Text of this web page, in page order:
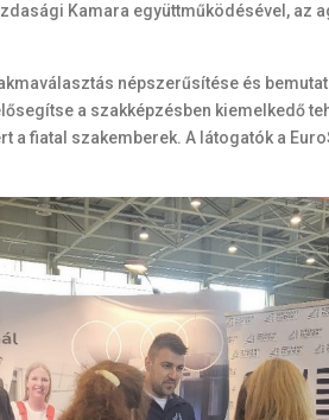
Kamara együttműködésével, az
népszerűsítése és
a szakképzésben kiemelkedő
fiatal szakemberek. A látogatók a